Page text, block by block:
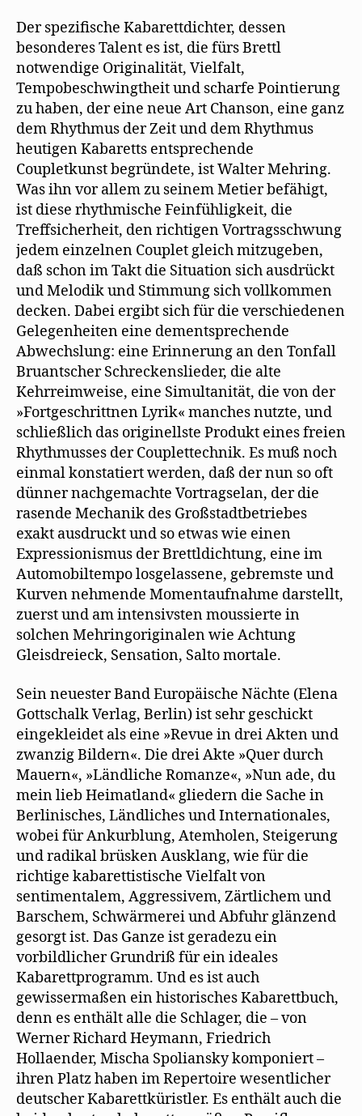
Der spezifische Kabarettdichter, dessen
besonderes Talent es ist, die fürs Brettl
notwendige Originalität, Vielfalt,
Tempobeschwingtheit und scharfe Pointierung
zu haben, der eine neue Art Chanson, eine ganz
dem Rhythmus der Zeit und dem Rhythmus
heutigen Kabaretts entsprechende
Coupletkunst begründete, ist Walter Mehring.
Was ihn vor allem zu seinem Metier befähigt,
ist diese rhythmische Feinfühligkeit, die
Treffsicherheit, den richtigen Vortragsschwung
jedem einzelnen Couplet gleich mitzugeben,
daß schon im Takt die Situation sich ausdrückt
und Melodik und Stimmung sich vollkommen
decken. Dabei ergibt sich für die verschiedenen
Gelegenheiten eine dementsprechende
Abwechslung: eine Erinnerung an den Tonfall
Bruantscher Schreckenslieder, die alte
Kehrreimweise, eine Simultanität, die von der
»Fortgeschrittnen Lyrik« manches nutzte, und
schließlich das originellste Produkt eines freien
Rhythmusses der Couplettechnik. Es muß noch
einmal konstatiert werden, daß der nun so oft
dünner nachgemachte Vortragselan, der die
rasende Mechanik des Großstadtbetriebes
exakt ausdruckt und so etwas wie einen
Expressionismus der Brettldichtung, eine im
Automobiltempo losgelassene, gebremste und
Kurven nehmende Momentaufnahme darstellt,
zuerst und am intensivsten moussierte in
solchen Mehringoriginalen wie Achtung
Gleisdreieck, Sensation, Salto mortale.
Sein neuester Band Europäische Nächte (Elena
Gottschalk Verlag, Berlin) ist sehr geschickt
eingekleidet als eine »Revue in drei Akten und
zwanzig Bildern«. Die drei Akte »Quer durch
Mauern«, »Ländliche Romanze«, »Nun ade, du
mein lieb Heimatland« gliedern die Sache in
Berlinisches, Ländliches und Internationales,
wobei für Ankurblung, Atemholen, Steigerung
und radikal brüsken Ausklang, wie für die
richtige kabarettistische Vielfalt von
sentimentalem, Aggressivem, Zärtlichem und
Barschem, Schwärmerei und Abfuhr glänzend
gesorgt ist. Das Ganze ist geradezu ein
vorbildlicher Grundriß für ein ideales
Kabarettprogramm. Und es ist auch
gewissermaßen ein historisches Kabarettbuch,
denn es enthält alle die Schlager, die – von
Werner Richard Heymann, Friedrich
Hollaender, Mischa Spoliansky komponiert –
ihren Platz haben im Repertoire wesentlicher
deutscher Kabarettküristler. Es enthält auch die